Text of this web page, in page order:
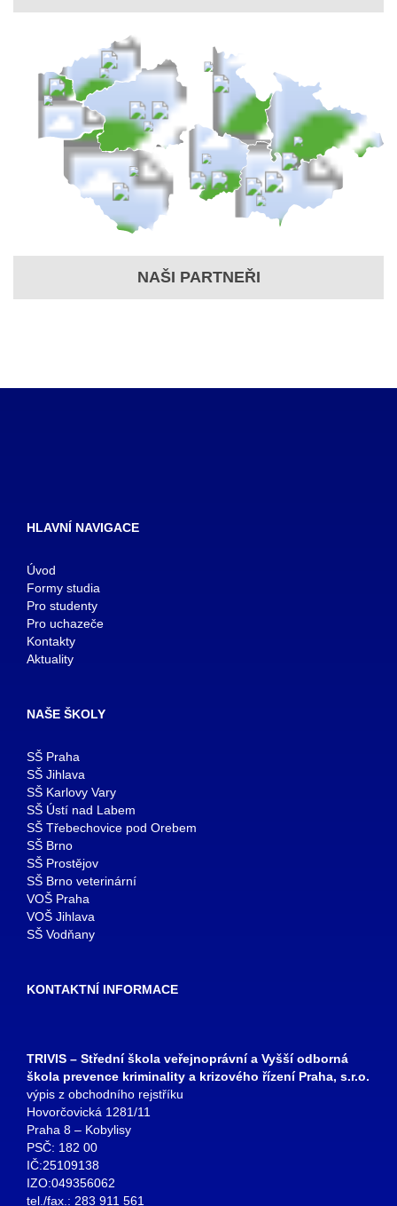
NAŠI PARTNEŘI
HLAVNÍ NAVIGACE
Úvod
Formy studia
Pro studenty
Pro uchazeče
Kontakty
Aktuality
NAŠE ŠKOLY
SŠ Praha
SŠ Jihlava
SŠ Karlovy Vary
SŠ Ústí nad Labem
SŠ Třebechovice pod Orebem
SŠ Brno
SŠ Prostějov
SŠ Brno veterinární
VOŠ Praha
VOŠ Jihlava
SŠ Vodňany
KONTAKTNÍ INFORMACE
TRIVIS – Střední škola veřejnoprávní a Vyšší odborná
škola prevence kriminality a krizového řízení Praha, s.r.o.
výpis z obchodního rejstříku
Hovorčovická 1281/11
Praha 8 – Kobylisy
PSČ: 182 00
IČ:25109138
IZO:049356062
tel./fax.: 283 911 561